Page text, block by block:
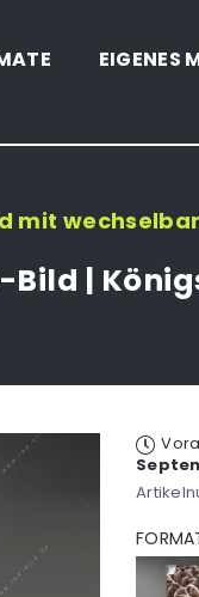
EIGENES
mit
Bild |